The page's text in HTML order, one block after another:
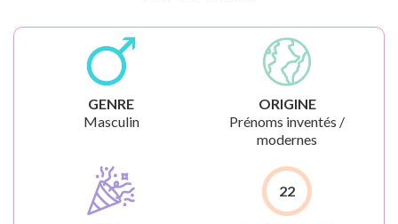
GENRE
Masculin
ORIGINE
Prénoms inventés /
modernes
22